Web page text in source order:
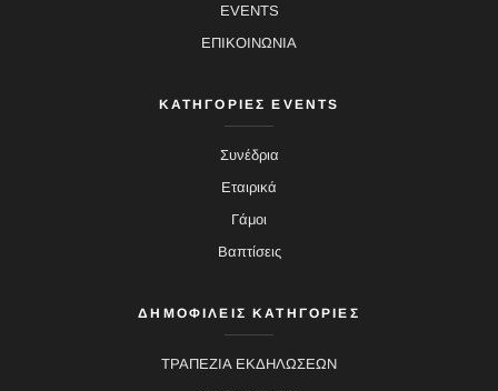
EVENTS
ΕΠΙΚΟΙΝΩΝΙΑ
ΚΑΤΗΓΟΡΙΕΣ EVENTS
Συνέδρια
Εταιρικά
Γάμοι
Βαπτίσεις
ΔΗΜΟΦΙΛΕΙΣ ΚΑΤΗΓΟΡΙΕΣ
ΤΡΑΠΕΖΙΑ ΕΚΔΗΛΩΣΕΩΝ